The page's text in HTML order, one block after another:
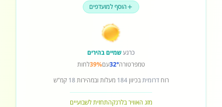
הוסף למועדפים
כרגעשמיים בהירים
טמפרטורה32°עם39%לחות
רוחדרומיתבכיוון184 מעלות ובמהירות18 קמ"ש
מזג האוויר בלרנקהתחזית לשבועיים